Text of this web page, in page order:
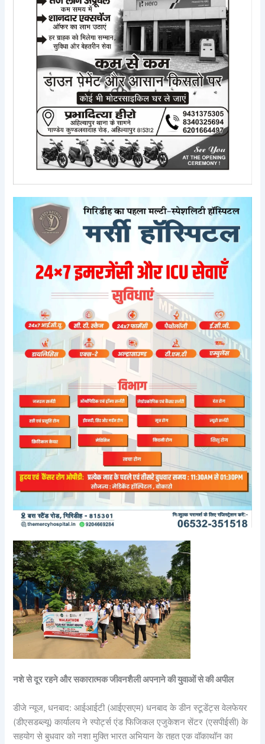
नशे से दूर रहने और सकारात्मक जीवनशैली अपनाने की युवाओं से की‌ अपील
डीजे न्यूज, धनबाद: आईआईटी (आईएसएम) धनबाद के डीन स्टूडेंट्स वेलफेयर
(डीएसडब्ल्यू) कार्यालय ने स्पोर्ट्स एंड फिजिकल एजुकेशन सेंटर (एसपीईसी) के
सहयोग से बुधवार को नशा मुक्ति भारत अभियान के तहत एक वॉकाथॉन का